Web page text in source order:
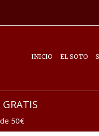
INICIO EL SOTO
GRATIS
50€